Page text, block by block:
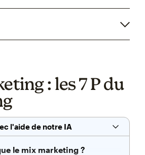
: les 7 P du
l'aide de notre IA
le mix marketing ?